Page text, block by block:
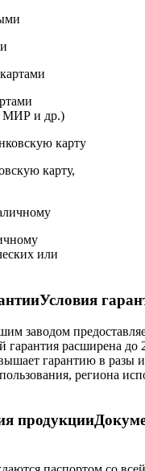
МИР и др.)
карту,
или
Условия
заводом
гарантия расширена до
гарантию в разы и
региона